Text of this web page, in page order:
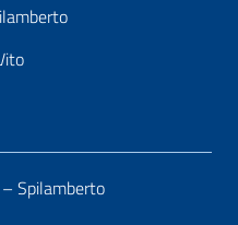
– Spilamberto